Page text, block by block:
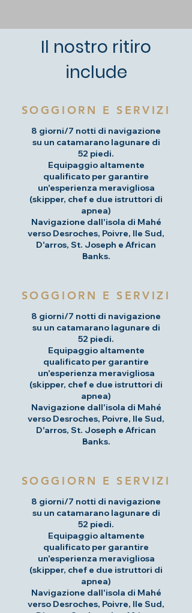
Il nostro ritiro
include
SOGGIORN E SERVIZI
8 giorni/7 notti di navigazione
su un catamarano lagunare di
52 piedi.
Equipaggio altamente
qualificato per garantire
un'esperienza meravigliosa
(skipper, chef e due istruttori di
apnea)
Navigazione dall'isola di Mahé
verso Desroches, Poivre, Ile Sud,
D'arros, St. Joseph e African
Banks.
SOGGIORN E SERVIZI
8 giorni/7 notti di navigazione
su un catamarano lagunare di
52 piedi.
Equipaggio altamente
qualificato per garantire
un'esperienza meravigliosa
(skipper, chef e due istruttori di
apnea)
Navigazione dall'isola di Mahé
verso Desroches, Poivre, Ile Sud,
D'arros, St. Joseph e African
Banks.
SOGGIORN E SERVIZI
8 giorni/7 notti di navigazione
su un catamarano lagunare di
52 piedi.
Equipaggio altamente
qualificato per garantire
un'esperienza meravigliosa
(skipper, chef e due istruttori di
apnea)
Navigazione dall'isola di Mahé
verso Desroches, Poivre, Ile Sud,